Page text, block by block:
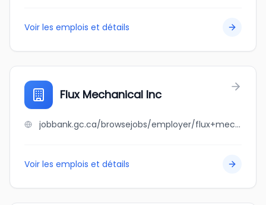
Voir les emplois et détails
Flux Mechanical Inc
jobbank.gc.ca/browsejobs/employer/flux+mechanical+inc/ca
Voir les emplois et détails